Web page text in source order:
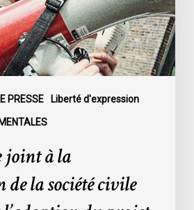
PRESSE Liberté d'expression
joint à la
la société civile